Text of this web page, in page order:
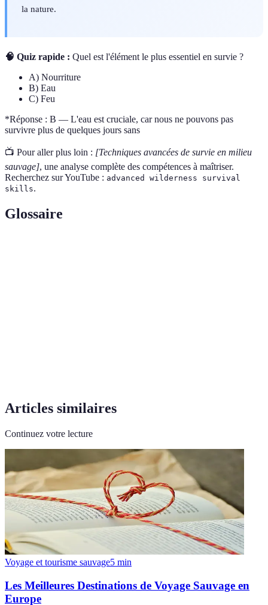
la nature.
🧠 Quiz rapide : Quel est l'élément le plus essentiel en survie ?
A) Nourriture
B) Eau
C) Feu
*Réponse : B — L'eau est cruciale, car nous ne pouvons pas
survivre plus de quelques jours sans
📺 Pour aller plus loin : [Techniques avancées de survie en milieu
sauvage], une analyse complète des compétences à maîtriser.
Recherchez sur YouTube : advanced wilderness survival
skills.
Glossaire
Articles similaires
Continuez votre lecture
Voyage et tourisme sauvage5 min
Les Meilleures Destinations de Voyage Sauvage en
Europe